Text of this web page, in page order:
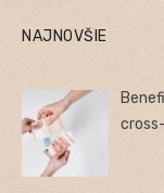
NAJNOVŠIE